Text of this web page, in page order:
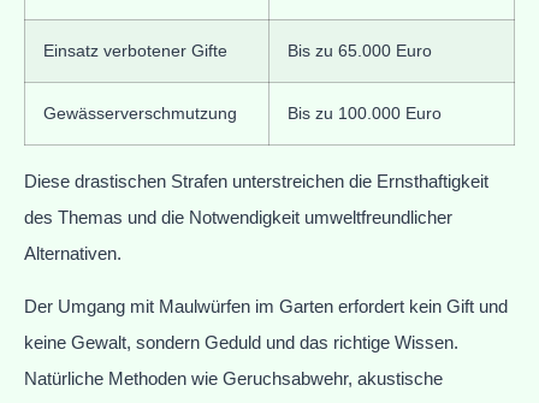
Einsatz verbotener Gifte Bis zu 65.000 Euro
Gewässerverschmutzung Bis zu 100.000 Euro
Diese drastischen Strafen unterstreichen die Ernsthaftigkeit
des Themas und die Notwendigkeit umweltfreundlicher
Alternativen.
Der Umgang mit Maulwürfen im Garten erfordert kein Gift und
keine Gewalt, sondern Geduld und das richtige Wissen.
Natürliche Methoden wie Geruchsabwehr, akustische